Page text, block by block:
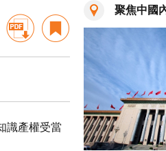
識產權受當
聚焦中國